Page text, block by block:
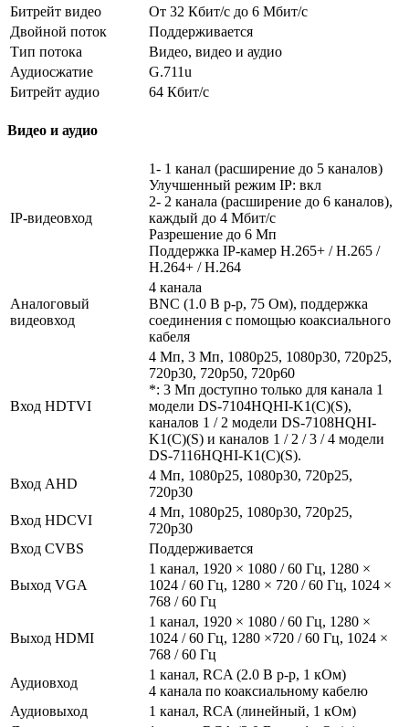
Битрейт видео
От 32 Кбит/с до 6 Мбит/с
Двойной поток
Поддерживается
Тип потока
Видео, видео и аудио
Аудиосжатие
G.711u
Битрейт аудио
64 Кбит/с
Видео и аудио
IP-видеовход
1- 1 канал (расширение до 5 каналов)
Улучшенный режим IP: вкл
2- 2 канала (расширение до 6 каналов),
каждый до 4 Мбит/с
Разрешение до 6 Mп
Поддержка IP-камер H.265+ / H.265 /
H.264+ / H.264
Аналоговый
видеовход
4 канала
BNC (1.0 В p-p, 75 Ом), поддержка
соединения с помощью коаксиального
кабеля
Вход HDTVI
4 Mп, 3 Mп, 1080p25, 1080p30, 720p25,
720p30, 720p50, 720p60
*: 3 Мп доступно только для канала 1
модели DS-7104HQHI-K1(C)(S),
каналов 1 / 2 модели DS-7108HQHI-
K1(C)(S) и каналов 1 / 2 / 3 / 4 модели
DS-7116HQHI-K1(C)(S).
Вход AHD
4 Мп, 1080p25, 1080p30, 720p25,
720p30
Вход HDCVI
4 Мп, 1080p25, 1080p30, 720p25,
720p30
Вход CVBS
Поддерживается
Выход VGA
1 канал, 1920 × 1080 / 60 Гц, 1280 ×
1024 / 60 Гц, 1280 × 720 / 60 Гц, 1024 ×
768 / 60 Гц
Выход HDMI
1 канал, 1920 × 1080 / 60 Гц, 1280 ×
1024 / 60 Гц, 1280 ×720 / 60 Гц, 1024 ×
768 / 60 Гц
Аудиовход
1 канал, RCA (2.0 В p-p, 1 кОм)
4 канала по коаксиальному кабелю
Аудиовыход
1 канал, RCA (линейный, 1 кОм)